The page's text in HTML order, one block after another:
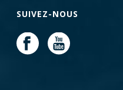
SUIVEZ-NOUS